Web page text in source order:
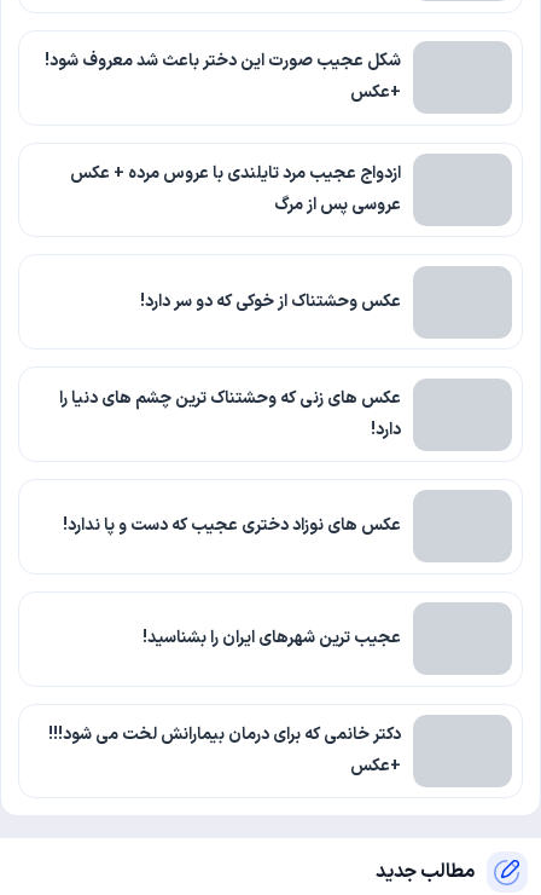
شکل عجیب صورت این دختر باعث شد معروف شود!
+عکس
ازدواج عجیب مرد تایلندی با عروس مرده + عکس
عروسی پس از مرگ
عکس وحشتناک از خوکی که دو سر دارد!
عکس های زنی که وحشتناک ترین چشم های دنیا را
دارد!
عکس های نوزاد دختری عجیب که دست و پا ندارد!
عجیب ترین شهرهای ایران را بشناسید!
دکتر خانمی که برای درمان بیمارانش لخت می شود!!!
+عکس
مطالب جدید